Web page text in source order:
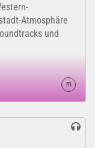
Atmosphäre
und
m